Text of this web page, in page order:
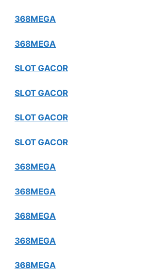
368MEGA
368MEGA
SLOT GACOR
SLOT GACOR
SLOT GACOR
SLOT GACOR
368MEGA
368MEGA
368MEGA
368MEGA
368MEGA